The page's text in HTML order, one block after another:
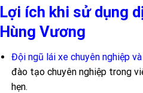
Lợi ích khi sử dụng
Hùng Vương
Đội ngũ lái xe chuyên nghiệp và
đào tạo chuyên nghiệp trong
hẹn.